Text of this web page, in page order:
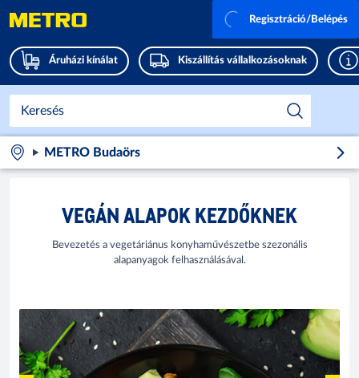
Áruházi kínálat Kiszállítás vállalkozásoknak
Regisztráció/Belépés
METRO Budaörs
VEGÁN ALAPOK KEZDŐKNEK
Bevezetés a vegetáriánus konyhaművészetbe szezonális
alapanyagok felhasználásával.